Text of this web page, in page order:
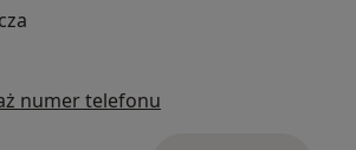
numer telefonu